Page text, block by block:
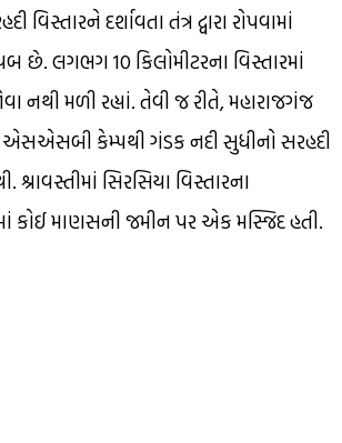
દર્શાવતા તંત્ર દ્વારા રોપવામાં
છે. લગભગ 10 કિલોમીટરના વિસ્તારમાં
નથી મળી રહ્યાં. તેવી જ રીતે, મહારાજગંજ
એસએસબી કેમ્પથી ગંડક નદી સુધીનો સરહદી
શ્રાવસ્તીમાં સિરસિયા વિસ્તારના
કોઈ માણસની જમીન પર એક મસ્જિદ હતી.